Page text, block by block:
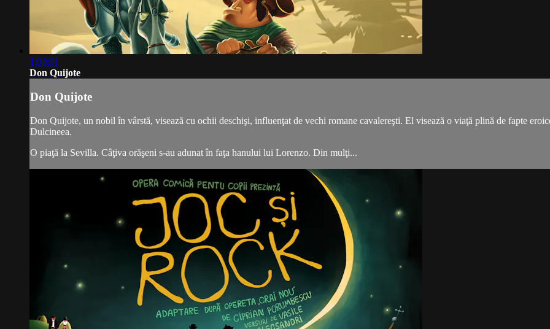
1:08:01
Don Quijote
Don Quijote
Don Quijote, un nobil în vârstă, visează cu ochii deschişi, influenţat de vechi romane cavalereşti. El visează o viaţă plină de fapte
Dulcineea.
O piaţă la Sevilla. Câţiva orăşeni s-au adunat în faţa hanului lui Lorenzo. Din mulţi...